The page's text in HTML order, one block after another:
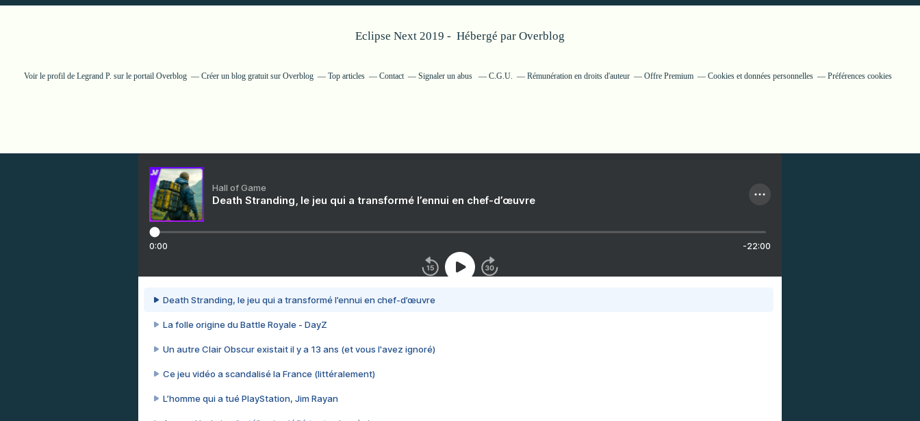
Eclipse Next 2019 - Hébergé par Overblog
Voir le profil de Legrand P. sur le portail Overblog Créer un blog gratuit sur Overblog Top articles Contact Signaler un abus C.G.U. Rémunération en droits d'auteur Offre Premium Cookies et données personnelles Préférences cookies
Hall of Game
Death Stranding, le jeu qui a transformé l’ennui en chef-d’œuvre
0:00 -22:00
Death Stranding, le jeu qui a transformé l’ennui en chef-d’œuvre
La folle origine du Battle Royale - DayZ
Un autre Clair Obscur existait il y a 13 ans (et vous l'avez ignoré)
Ce jeu vidéo a scandalisé la France (littéralement)
L’homme qui a tué PlayStation, Jim Rayan